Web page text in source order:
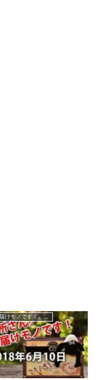
『所さんお届けモノです！』過去の紹介品